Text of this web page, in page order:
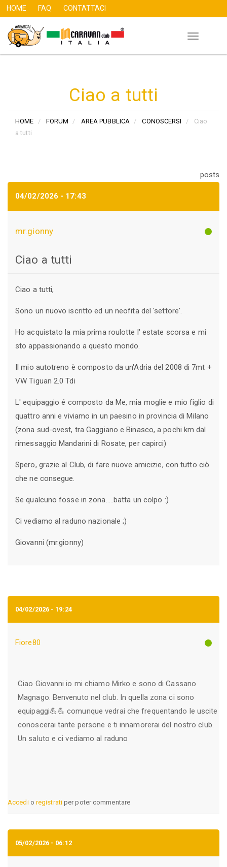
Salta
al
HOME FAQ CONTATTACI
Toggle
Ciao a tutti
HOME FORUM AREA PUBBLICA CONOSCERSI
Ciao
a tutti
posts
04/02/2026 - 17:43
mr.gionny
Ciao a tutti
Ciao a tutti,
Sono un nuovo iscritto ed un neofita del 'settore'.
Ho acquistato la mia prima roulotte l' estate scorsa e mi
sto appassionando a questo mondo.
Il mio autotreno è composto da un'Adria del 2008 di 7mt +
VW Tiguan 2.0 Tdi
L' equipaggio é composto da Me, mia moglie e mio figlio di
quattro anni e viviamo in un paesino in provincia di Milano
(zona sud-ovest, tra Gaggiano e Binasco, a pochi km dal
rimessaggio Mandarini di Rosate, per capirci)
Spero, grazie al Club, di fare nuove amicizie, con tutto ciò
che ne consegue.
Se qualcuno fosse in zona.....batta un colpo :)
Ci vediamo al raduno nazionale ;)
Giovanni (mr.gionny)
04/02/2026 - 19:24
Fiore80
Ciao Giovanni io mi chiamo Mirko e sono di Cassano
Magnago. Benvenuto nel club. In quella zona ci sono
equipaggi💪💪 comunque vedrai che frequentando le uscite
conoscerai tante persone e ti innamorerai del nostro club.
Un saluto e ci vediamo al raduno
Accedio registratiper poter commentare
05/02/2026 - 06:12